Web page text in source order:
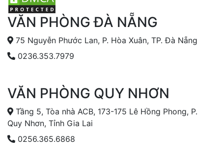
VĂN PHÒNG ĐÀ NẴNG
75 Nguyễn Phước Lan, P. Hòa Xuân, TP. Đà Nẵng
0236.353.7979
VĂN PHÒNG QUY NHƠN
Tầng 5, Tòa nhà ACB, 173-175 Lê Hồng Phong, P.
Quy Nhơn, Tỉnh Gia Lai
0256.365.6868